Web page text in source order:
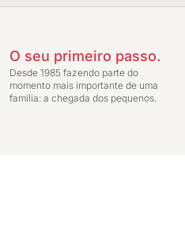
O seu primeiro passo.
Desde 1985 fazendo parte do
momento mais importante de uma
família: a chegada dos pequenos.